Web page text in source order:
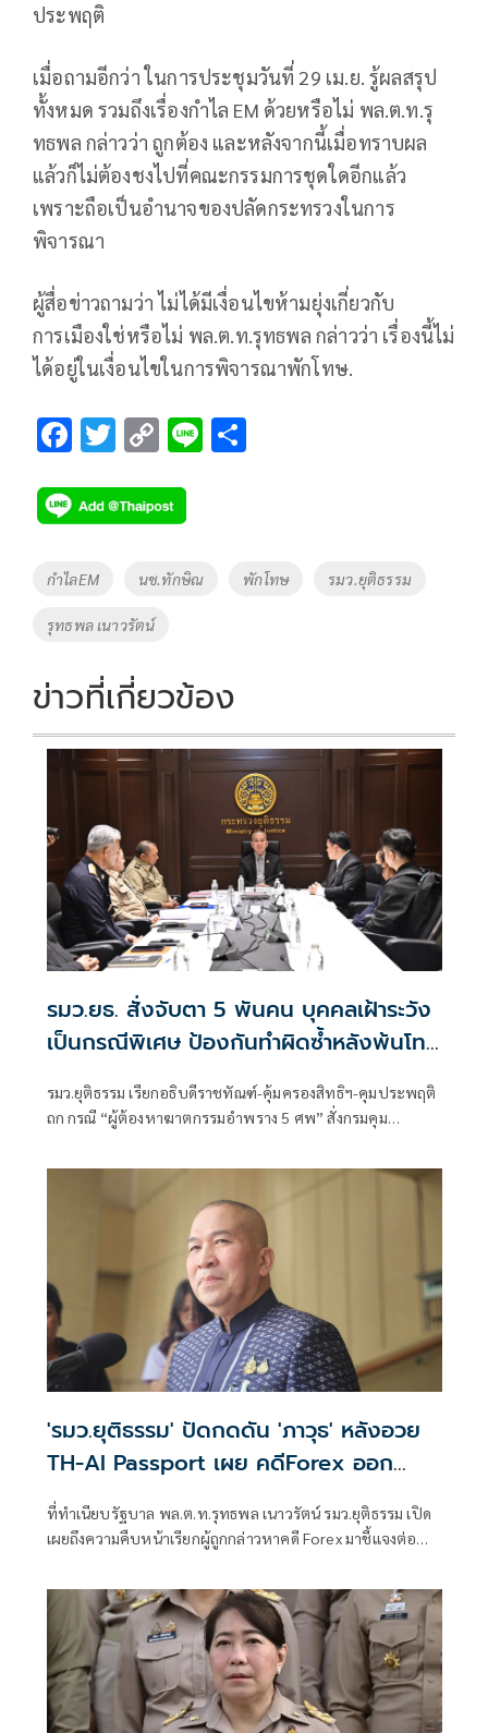
ประพฤติ
เมื่อถามอีกว่า ในการประชุมวันที่ 29 เม.ย. รู้ผลสรุป
ทั้งหมด รวมถึงเรื่องกำไล EM ด้วยหรือไม่ พล.ต.ท.รุ
ทธพล กล่าวว่า ถูกต้อง และหลังจากนี้เมื่อทราบผล
แล้วก็ไม่ต้องชงไปที่คณะกรรมการชุดใดอีกแล้ว
เพราะถือเป็นอำนาจของปลัดกระทรวงในการ
พิจารณา
ผู้สื่อข่าวถามว่า ไม่ได้มีเงื่อนไขห้ามยุ่งเกี่ยวกับ
การเมืองใช่หรือไม่ พล.ต.ท.รุทธพล กล่าวว่า เรื่องนี้ไม่
ได้อยู่ในเงื่อนไขในการพิจารณาพักโทษ.
F
e
b
o
k
T
tt
er
C
p
y
Li
Li
Tags
กำไลEM นช.ทักษิณ พักโทษ รมว.ยุติธรรม
รุทธพล เนาวรัตน์
ข่าวที่เกี่ยวข้อง
รมว.ยธ. สั่งจับตา 5 พันคน บุคคลเฝ้าระวัง
เป็นกรณีพิเศษ ป้องกันทำผิดซ้ำหลังพ้นโทษ
รมว.ยุติธรรม เรียกอธิบดีราชทัณฑ์-คุ้มครองสิทธิฯ-คุมประพฤติ
ถก กรณี “ผู้ต้องหาฆาตกรรมอำพราง 5 ศพ” สั่งกรมคุม
ระดับมาตรการความปลอดภัยในระดับพื้นที่
'รมว.ยุติธรรม' ปัดกดดัน 'ภาวุธ' หลังอวย
TH-AI Passport เผย คดีForex ออก
หมายเรียกแล้ว 20 กว่าคน
ที่ทำเนียบรัฐบาล พล.ต.ท.รุทธพล เนาวรัตน์ รมว.ยุติธรรม เปิด
เผยถึงความคืบหน้าเรียกผู้ถูกกล่าวหาคดี Forex มาชี้แจงต่อ